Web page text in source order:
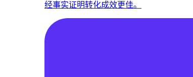
经事实证明转化成效更佳。